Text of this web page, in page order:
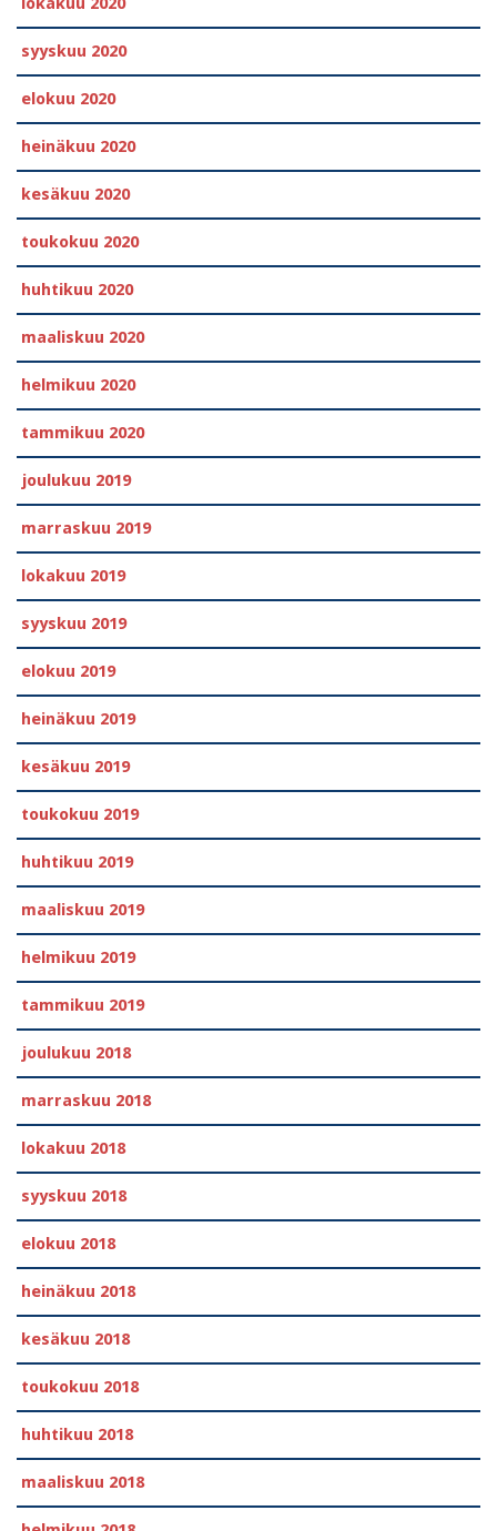
syyskuu 2020
elokuu 2020
heinäkuu 2020
kesäkuu 2020
toukokuu 2020
huhtikuu 2020
maaliskuu 2020
helmikuu 2020
tammikuu 2020
joulukuu 2019
marraskuu 2019
lokakuu 2019
syyskuu 2019
elokuu 2019
heinäkuu 2019
kesäkuu 2019
toukokuu 2019
huhtikuu 2019
maaliskuu 2019
helmikuu 2019
tammikuu 2019
joulukuu 2018
marraskuu 2018
lokakuu 2018
syyskuu 2018
elokuu 2018
heinäkuu 2018
kesäkuu 2018
toukokuu 2018
huhtikuu 2018
maaliskuu 2018